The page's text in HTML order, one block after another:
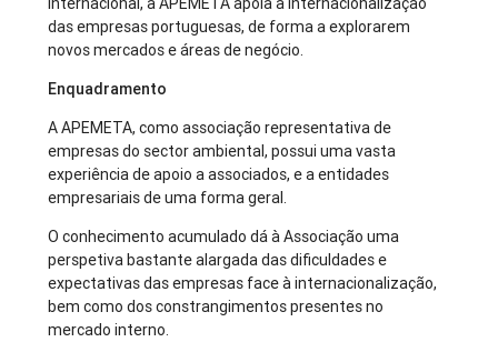
das empresas portuguesas, de forma a explorarem
novos mercados e áreas de negócio.
Enquadramento
A APEMETA, como associação representativa de
empresas do sector ambiental, possui uma vasta
experiência de apoio a associados, e a entidades
empresariais de uma forma geral.
O conhecimento acumulado dá à Associação uma
perspetiva bastante alargada das dificuldades e
expectativas das empresas face à internacionalização,
bem como dos constrangimentos presentes no
mercado interno.